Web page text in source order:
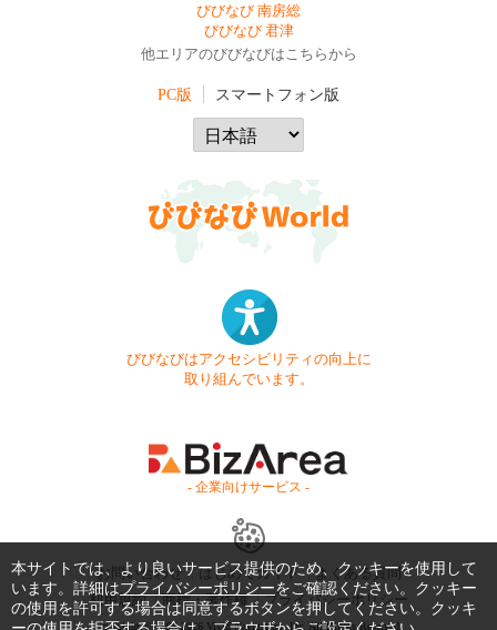
びびなび 南房総
びびなび 君津
他エリアのびびなびはこちらから
PC版 スマートフォン版
びびなびはアクセシビリティの向上に
取り組んでいます。
- 企業向けサービス -
お問い合わせ はじめてガイド
よくある質問
利用規約
商標・著作権 プライバシーポリシー
Copyright © 1999-2026 Vivid Navigation, Inc. All Rights Reserved.
本サイトでは、より良いサービス提供のため、クッキーを使用して
います。詳細はプライバシーポリシーをご確認ください。クッキー
の使用を許可する場合は同意するボタンを押してください。クッキ